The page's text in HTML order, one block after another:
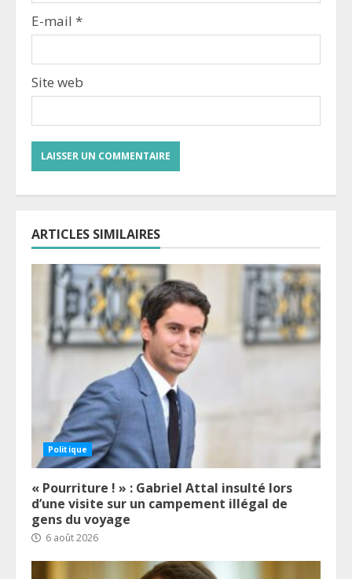
E-mail *
Site web
ARTICLES SIMILAIRES
Politique
« Pourriture ! » : Gabriel Attal insulté lors
d’une visite sur un campement illégal de
gens du voyage
6 août 2026